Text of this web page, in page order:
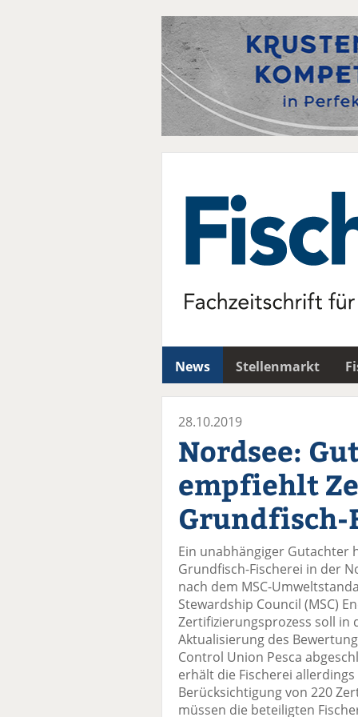
News Stellenmarkt
28.10.2019
Nordsee:
empfiehlt
Grundfisch-
Ein unabhängiger Gutachter
Grundfisch-Fischerei in der
nach dem MSC-
Stewardship Council (MSC)
Zertifizierungsprozess soll in
Aktualisierung des
Control Union Pesca
erhält die Fischerei
Berücksichtigung von 220
müssen die beteiligten